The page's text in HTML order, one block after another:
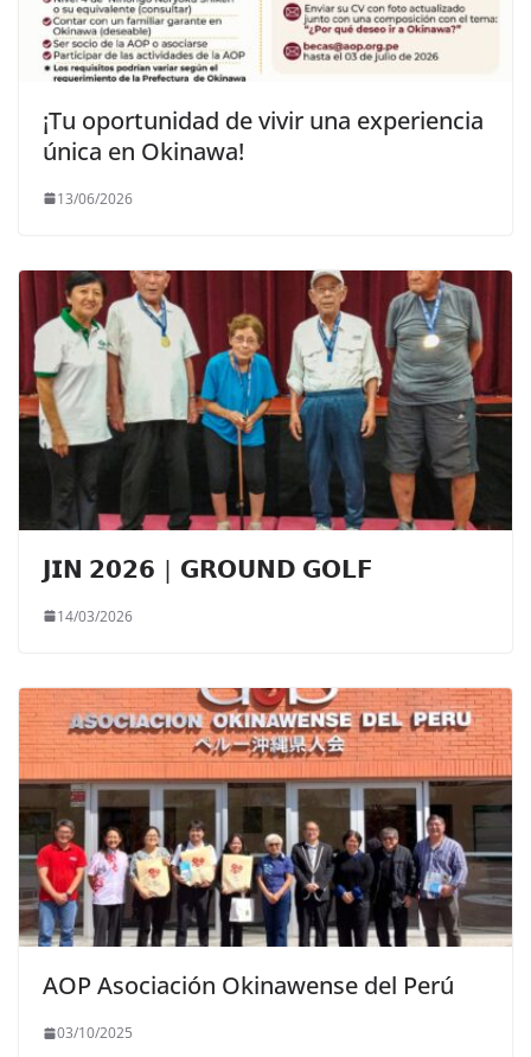
¡Tu oportunidad de vivir una experiencia
única en Okinawa!
13/06/2026
𝗝𝗜𝗡 𝟮𝟬𝟮𝟲 | 𝗚𝗥𝗢𝗨𝗡𝗗 𝗚𝗢𝗟𝗙
14/03/2026
AOP Asociación Okinawense del Perú
03/10/2025